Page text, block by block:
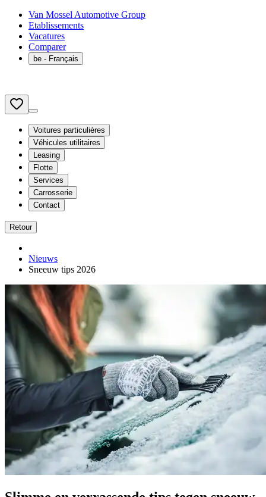
Van Mossel Automotive Group
Etablissements
Vacatures
Comparer
be - Français
Voitures particulières
Véhicules utilitaires
Leasing
Flotte
Services
Carrosserie
Contact
Retour
Nieuws
Sneeuw tips 2026